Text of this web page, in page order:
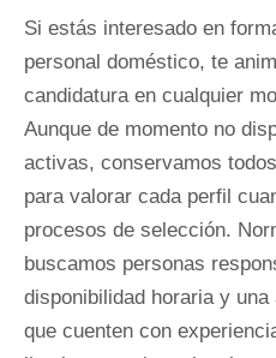
Si estás interesado en
personal doméstico, te
candidatura en cualquier
Aunque de momento no
activas, conservamos
para valorar cada perfil
procesos de selección.
buscamos personas
disponibilidad horaria y
que cuenten con